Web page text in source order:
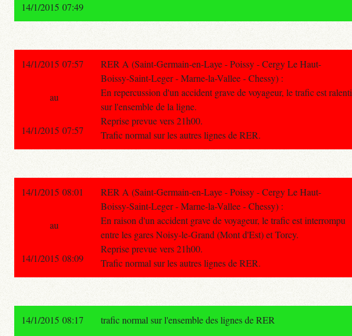
14/1/2015 07:49
14/1/2015 07:57
RER A (Saint-Germain-en-Laye - Poissy - Cergy Le Haut-
Boissy-Saint-Leger - Marne-la-Vallee - Chessy) :
En repercussion d'un accident grave de voyageur, le trafic est ralenti
sur l'ensemble de la ligne.
Reprise prevue vers 21h00.
Trafic normal sur les autres lignes de RER.
au
14/1/2015 07:57
14/1/2015 08:01
RER A (Saint-Germain-en-Laye - Poissy - Cergy Le Haut-
Boissy-Saint-Leger - Marne-la-Vallee - Chessy) :
En raison d'un accident grave de voyageur, le trafic est interrompu
entre les gares Noisy-le-Grand (Mont d'Est) et Torcy.
Reprise prevue vers 21h00.
Trafic normal sur les autres lignes de RER.
au
14/1/2015 08:09
14/1/2015 08:17 trafic normal sur l'ensemble des lignes de RER